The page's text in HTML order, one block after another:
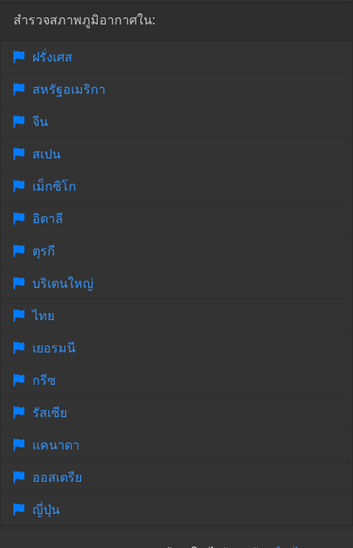
สำรวจสภาพภูมิอากาศใน:
ฝรั่งเศส
สหรัฐอเมริกา
จีน
สเปน
เม็กซิโก
อิตาลี
ตุรกี
บริเตนใหญ่
ไทย
เยอรมนี
กรีซ
รัสเซีย
แคนาดา
ออสเตรีย
ญี่ปุ่น